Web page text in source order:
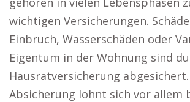
wichtigen Versicherungen.
Einbruch, Wasserschäden oder
Eigentum in der Wohnung sind
Hausratversicherung abgesichert.
Absicherung lohnt sich vor allem